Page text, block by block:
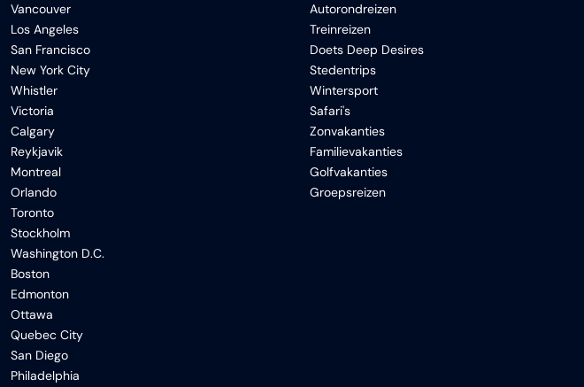
Vancouver
Los Angeles
San Francisco
New York City
Whistler
Victoria
Calgary
Reykjavik
Montreal
Orlando
Toronto
Stockholm
Washington D.C.
Boston
Edmonton
Ottawa
Quebec City
San Diego
Philadelphia
Autorondreizen
Treinreizen
Doets Deep Desires
Stedentrips
Wintersport
Safari's
Zonvakanties
Familievakanties
Golfvakanties
Groepsreizen